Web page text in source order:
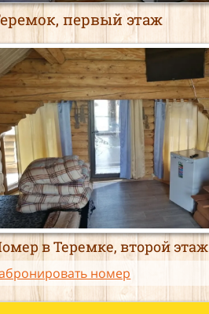
первый этаж
в Теремке, второй этаж
номер